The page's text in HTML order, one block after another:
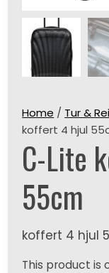
Home / Tur &
koffert 4 hjul
C-Lite
55cm
koffert 4 hjul
This product is